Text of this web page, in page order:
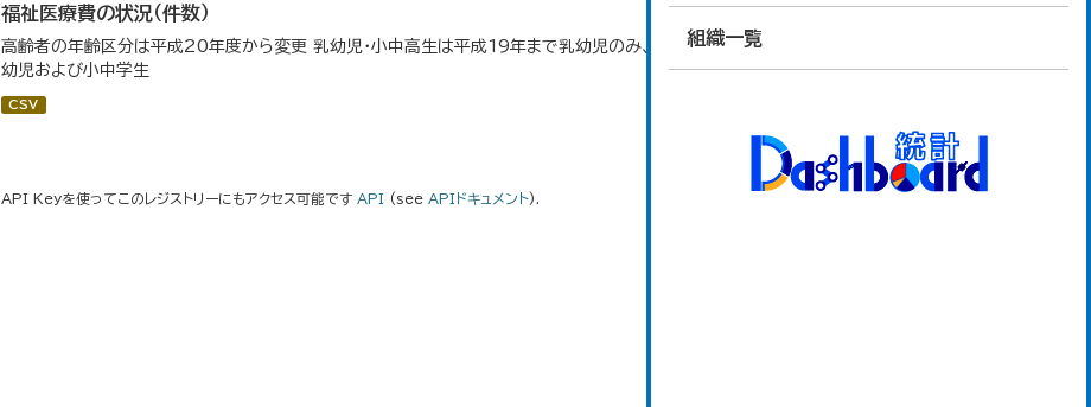
組織一覧
福祉医療費の状況（件数）
高齢者の年齢区分は平成20年度から変更 乳幼児・小中高生は平成19年まで乳幼児のみ、平成20年度から令和元年度までは乳
幼児および小中学生
CSV
API Keyを使ってこのレジストリーにもアクセス可能です API (see APIドキュメント).